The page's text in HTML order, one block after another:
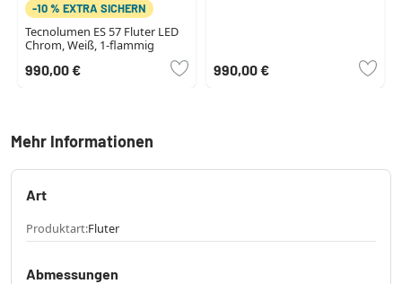
-10 % EXTRA SICHERN
Tecnolumen ES 57 Fluter LED
Chrom, Weiß, 1-flammig
990,00 € 990,00 €
Mehr Informationen
Art
Produktart:Fluter
Abmessungen